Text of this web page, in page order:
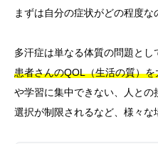
まずは自分の症状がどの程度な
多汗症は単なる体質の問題と
患者さんのQOL（生活の質）
や学習に集中できない、人と
選択が制限されるなど、様々な